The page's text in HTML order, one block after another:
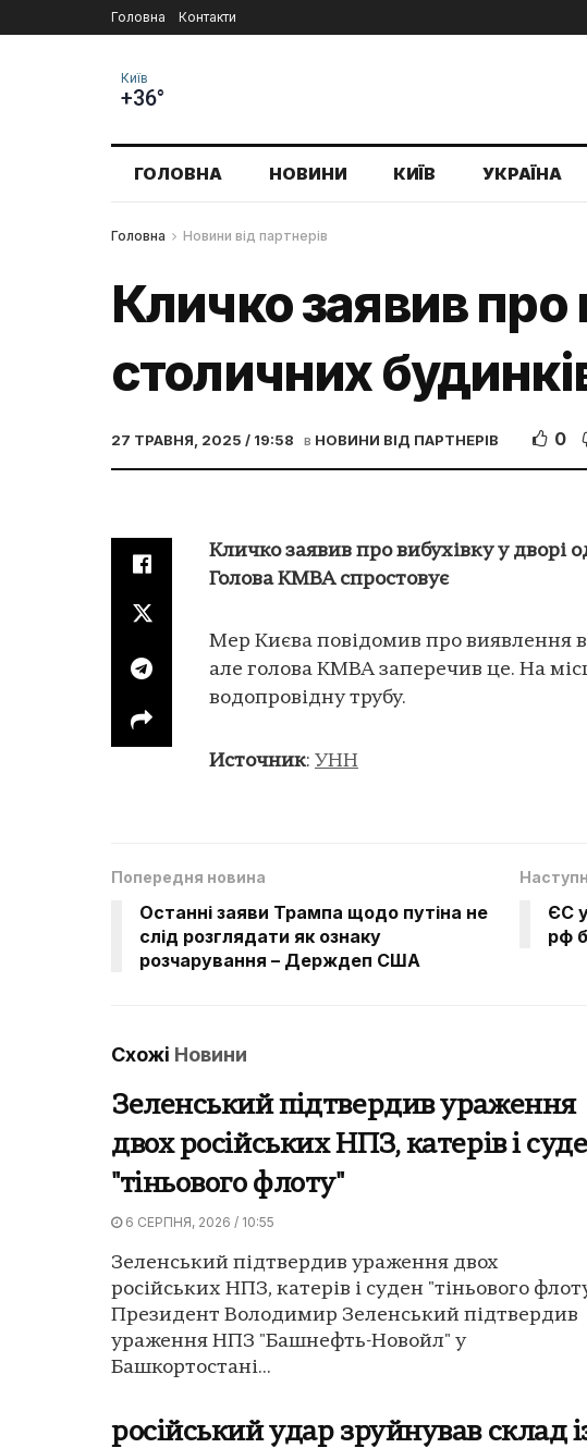
Головна Контакти
Київ
+36°
ГОЛОВНА НОВИНИ КИЇВ УКРАЇНА
Головна Новини від партнерів
Кличко заявив про
столичних
27 ТРАВНЯ, 2025 / 19:58 в НОВИНИ ВІД ПАРТНЕРІВ 0
Кличко заявив про вибухівку у дворі
Голова КМВА спростовує
Мер Києва повідомив про виявлення
але голова КМВА заперечив це. На
водопровідну трубу.
Источник: УНН
Попередня новина
Останні заяви Трампа щодо путіна не
слід розглядати як ознаку
розчарування – Держдеп США
ЄС
рф
Схожі Новини
Зеленський підтвердив ураження
двох російських НПЗ, катерів і
"тіньового флоту"
6 СЕРПНЯ, 2026 / 10:55
Зеленський підтвердив ураження двох
російських НПЗ, катерів і суден "тіньового
Президент Володимир Зеленський підтвердив
ураження НПЗ "Башнефть-Новойл" у
Башкортостані...
російський удар зруйнував склад